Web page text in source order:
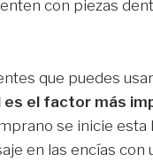
con piezas
que puedes
es el factor más
se inicie esta
en las encías con